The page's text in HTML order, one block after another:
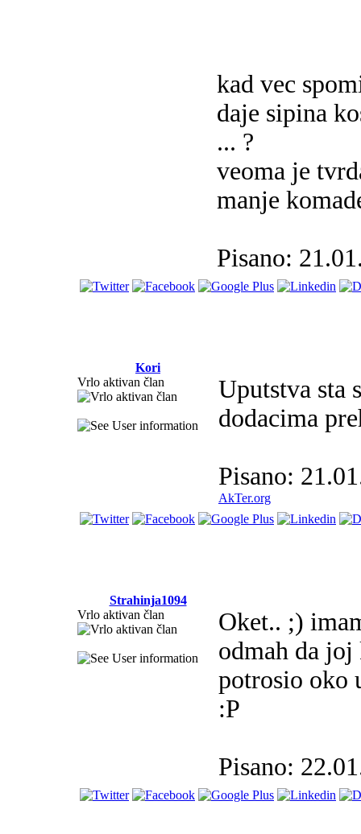
kad vec
daje sipina
... ?
veoma je
manje
Pisano:
Kori
Vrlo aktivan član
Uputstva sta
dodacima
Pisano:
AkTer.org
Strahinja1094
Vrlo aktivan član
Oket.. ;)
odmah da
potrosio oko
:P
Pisano: